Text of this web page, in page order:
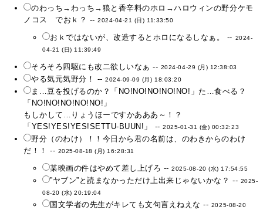
のわっち→わっち→狼と香辛料のホロ→ハロウィンの野分ケモ
ノコス でおｋ？ --2024-04-21 (日) 11:33:50
おｋではないが、改造するとホロになるしなぁ。 -- 2024-
04-21 (日) 11:39:49
そろそろ四駆にも改二欲しいなぁ -- 2024-04-29 (月) 12:38:03
やる気元気野分！ --2024-09-09 (月) 18:03:20
ま…豆を投げるのか？「NO!NO!NO!NO!NO!」た…食べる？
「NO!NO!NO!NO!NO!」
もしかして…りょうほーですかあああ～！？
「YES!YES!YES!SETTU-BUUN!」 --2025-01-31 (金) 00:32:23
野分（のわけ）！！今日から君の名前は、のわきからのわけ
だ！！ -- 2025-08-18 (月) 16:28:31
某映画の件はやめて差し上げろ --2025-08-20 (水) 17:54:55
”ヤブン”と読まなかっただけ上出来じゃないかな？ -- 2025-
08-20 (水) 20:19:04
国文学者の先生がキレても文句言えねえな -- 2025-08-20